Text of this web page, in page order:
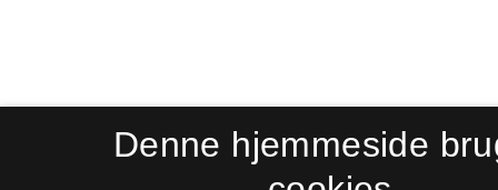
Denne hjemmeside